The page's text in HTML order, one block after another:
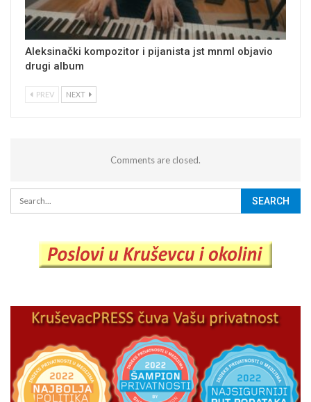
Aleksinački kompozitor i pijanista jst mnml objavio
drugi album
PREV NEXT
Comments are closed.